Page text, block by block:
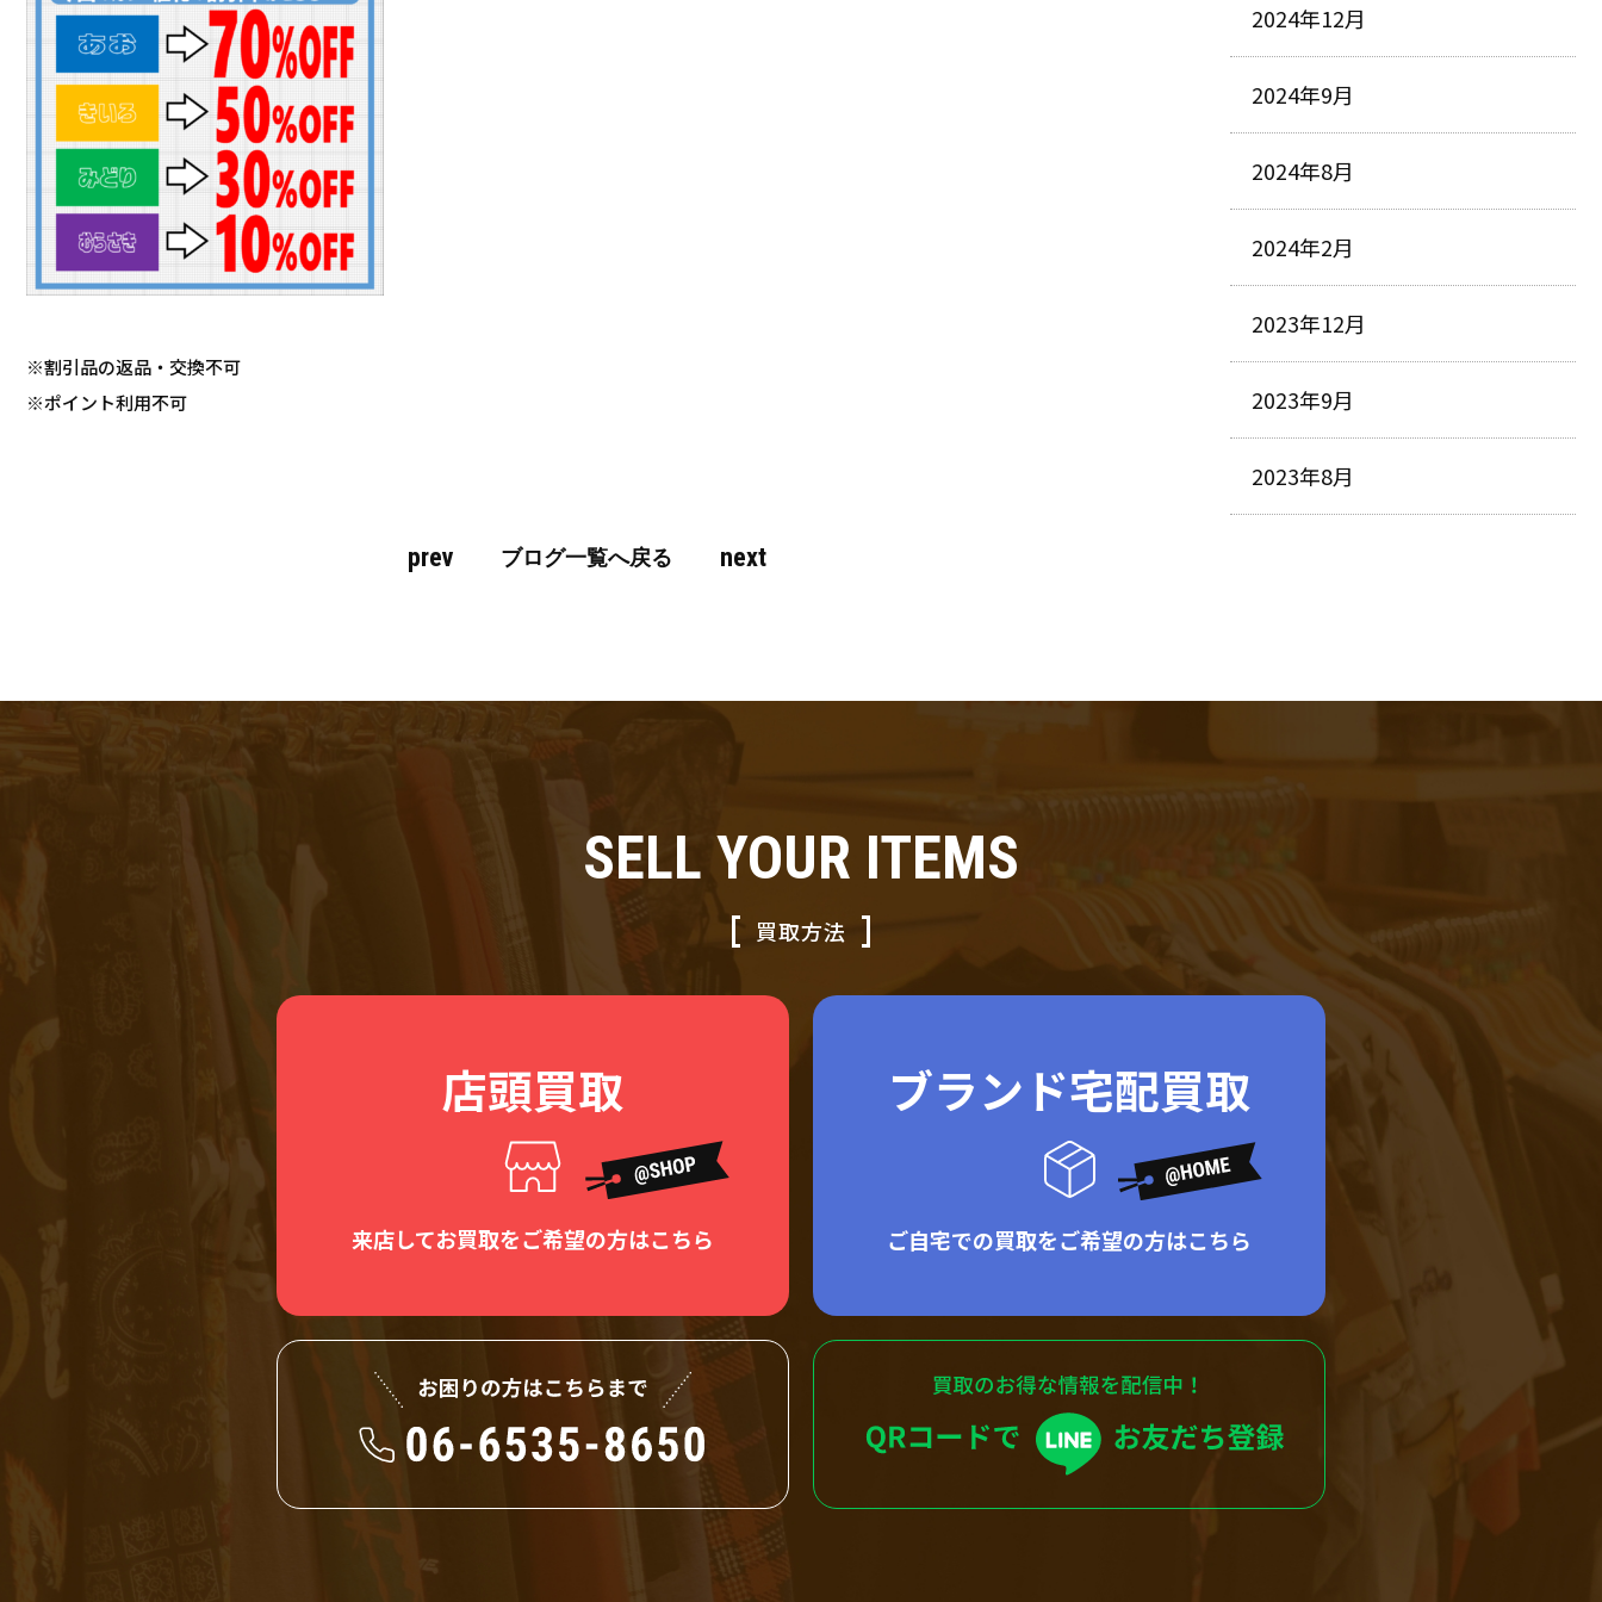
※割引品の返品・交換不可
※ポイント利用不可
prev ブログ一覧へ戻る next
2024年12月
2024年9月
2024年8月
2024年2月
2023年12月
2023年9月
2023年8月
SELL YOUR ITEMS
買取方法
店頭買取
来店してお買取をご希望の方はこちら
ブランド宅配買取
ご自宅での買取をご希望の方はこちら